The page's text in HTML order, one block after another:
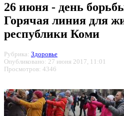
26 июня - день
Горячая линия для
республики Коми
Рубрика: Здоровье
Опубликовано: 27 июня 2017, 11:01
Просмотров: 4346